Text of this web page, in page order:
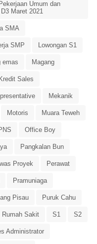
Umum dan
Maret 2021
SMA
SMP Lowongan S1
emas Magang
Sales
Mekanik
Motoris Muara Teweh
Office Boy
Pangkalan Bun
Proyek Perawat
Pramuniaga
Pisau Puruk Cahu
Rumah Sakit S1 S2
Administrator